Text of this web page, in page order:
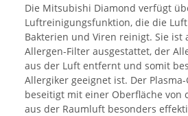
Die Mitsubishi Diamond verfügt
Luftreinigungsfunktion, die die
Bakterien und Viren reinigt. Sie ist
Allergen-Filter ausgestattet, der
aus der Luft entfernt und somit
Allergiker geeignet ist. Der
beseitigt mit einer Oberfläche von
aus der Raumluft besonders